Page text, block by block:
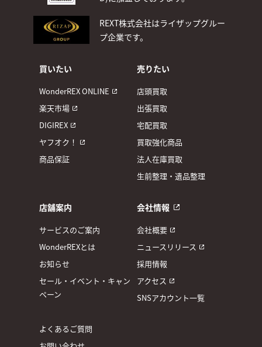
REXT株式会社はライザップグルー
プ企業です。
買いたい
WonderREX ONLINE
楽天市場
DIGIREX
ヤフオク！
商品保証
売りたい
店頭買取
出張買取
宅配買取
買取強化商品
法人在庫買取
生前整理・遺品整理
店舗案内
サービスのご案内
WonderREXとは
お知らせ
セール・イベント・キャン
ペーン
会社情報
会社概要
ニュースリリース
採用情報
アクセス
SNSアカウント一覧
よくあるご質問